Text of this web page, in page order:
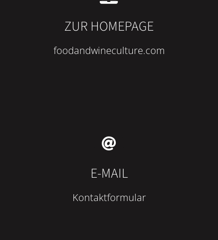
ZUR HOMEPAGE
foodandwineculture.com
E-MAIL
Kontaktformular